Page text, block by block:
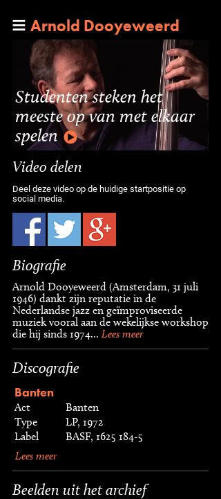
Arnold Dooyeweerd
Studenten steken het
meeste op van met elkaar
spelen
Video delen
Deel deze video op de huidige startpositie op
social media.
Biografie
Arnold Dooyeweerd (Amsterdam, 31 juli
1946) dankt zijn reputatie in de
Nederlandse jazz en geïmproviseerde
muziek vooral aan de wekelijkse workshop
die hij sinds 1974... Lees meer
Discografie
Banten
Act
Banten
Type
LP, 1972
Label
BASF, 1625 184-5
Lees meer
Beelden uit het archief